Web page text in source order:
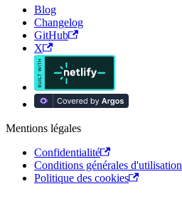
Blog
Changelog
GitHub
X
Mentions légales
Confidentialité
Conditions générales d'utilisation
Politique des cookies